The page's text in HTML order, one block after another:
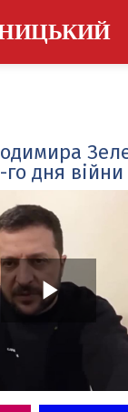
го дня війни
P
l